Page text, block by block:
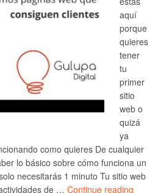
aquí
porque
quieres
tener
tu
primer
sitio
web o
quizá
ya
como quieres De cualquier
lo básico sobre cómo funciona un
necesitarás 1 minuto Tu sitio web
de … Continue reading